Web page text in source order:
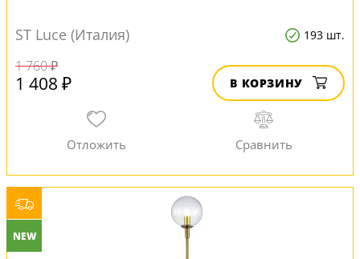
ST Luce (Италия) 193 шт.
1 760 ₽
1 408 ₽ В КОРЗИНУ
NEW